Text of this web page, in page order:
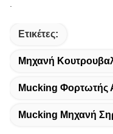
Ετικέτες:
Μηχανή
Mucking Φορτωτής
Mucking Μηχανή